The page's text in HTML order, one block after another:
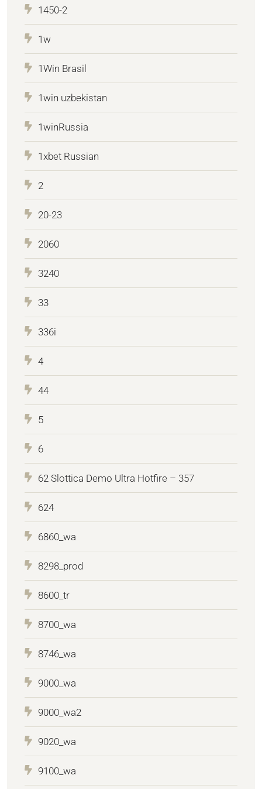
1450-2
1w
1Win Brasil
1win uzbekistan
1winRussia
1xbet Russian
2
20-23
2060
3240
33
336i
4
44
5
6
62 Slottica Demo Ultra Hotfire – 357
624
6860_wa
8298_prod
8600_tr
8700_wa
8746_wa
9000_wa
9000_wa2
9020_wa
9100_wa